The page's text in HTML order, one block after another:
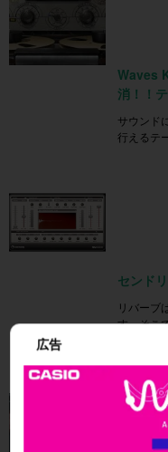
広告
Waves
消！！
サウンド
行えるテ
センド
リバーブ
す。そこ
「1つの